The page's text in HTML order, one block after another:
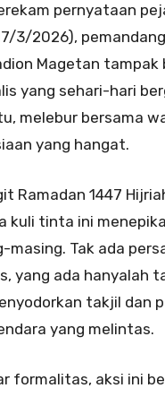
pernyataan
3/2026),
Magetan tampak
yang sehari-hari
melebur bersama
yang hangat.
Ramadan 1447
kuli tinta ini
masing. Tak ada
yang ada hanyalah
takjil dan
yang melintas.
formalitas, aksi ini